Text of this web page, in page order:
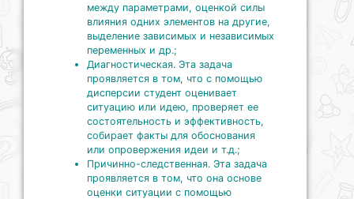
между параметрами, оценкой силы
влияния одних элементов на другие,
выделение зависимых и независимых
переменных и др.;
Диагностическая. Эта задача
проявляется в том, что с помощью
дисперсии студент оценивает
ситуацию или идею, проверяет ее
состоятельность и эффективность,
собирает факты для обоснования
или опровержения идеи и т.д.;
Причинно-следственная. Эта задача
проявляется в том, что она основе
оценки ситуации с помощью